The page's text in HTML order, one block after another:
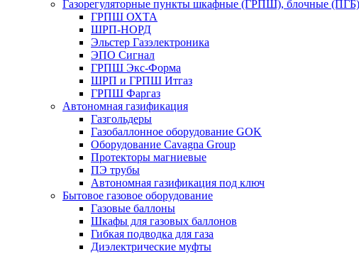
Газорегуляторные пункты шкафные (ГРПШ), блочные (ПГБ),
ГРПШ ОХТА
ШРП-НОРД
Эльстер Газэлектроника
ЭПО Сигнал
ГРПШ Экс-Форма
ШРП и ГРПШ Итгаз
ГРПШ Фаргаз
Автономная газификация
Газгольдеры
Газобаллонное оборудование GOK
Оборудование Cavagna Group
Протекторы магниевые
ПЭ трубы
Автономная газификация под ключ
Бытовое газовое оборудование
Газовые баллоны
Шкафы для газовых баллонов
Гибкая подводка для газа
Диэлектрические муфты